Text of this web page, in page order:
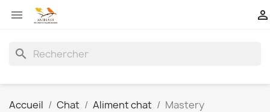
 
search
Accueil Chat Aliment chat Mastery